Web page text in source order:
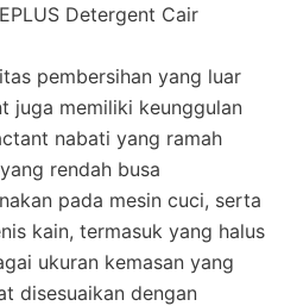
Detergent Cair
pembersihan yang luar
juga memiliki keunggulan
nabati yang ramah
rendah busa
pada mesin cuci, serta
kain, termasuk yang halus
ukuran kemasan yang
disesuaikan dengan